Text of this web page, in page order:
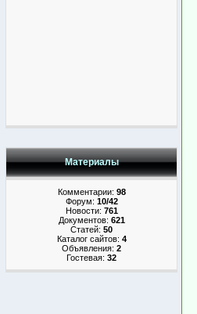
Материалы
Комментарии: 98
Форум: 10/42
Новости: 761
Документов: 621
Статей: 50
Каталог сайтов: 4
Объявления: 2
Гостевая: 32